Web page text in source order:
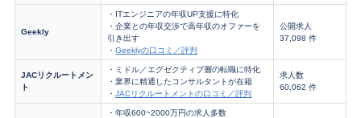
Geekly
・ITエンジニアの年収UP支援に特化
・企業との年収交渉で高年収のオファーを
引き出す
・Geeklyの口コミ／評判
公開求人
37,098 件
JACリクルートメン
ト
・ミドル／エグゼクティブ層の転職に特化
・業界に精通したコンサルタントが在籍
・JACリクルートメントの口コミ／評判
求人数
60,062 件
・年収600~2000万円の求人多数